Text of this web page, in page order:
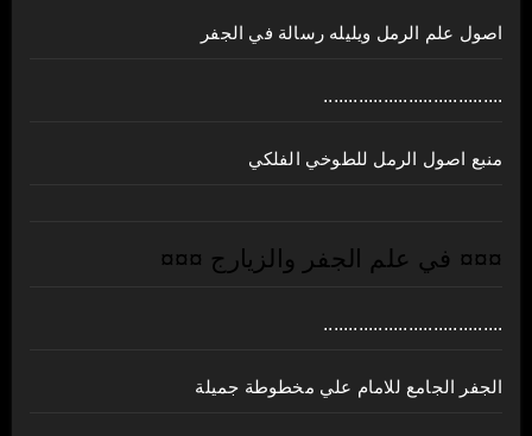
اصول علم الرمل ويليله رسالة في الجفر
....................................
منبع اصول الرمل للطوخي الفلكي
¤¤¤ في علم الجفر والزيارج ¤¤¤
....................................
الجفر الجامع للامام علي مخطوطة جميلة